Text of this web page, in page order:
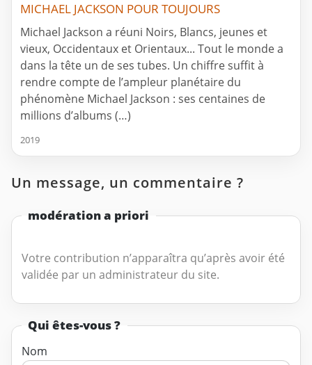
MICHAEL JACKSON POUR TOUJOURS
Michael Jackson a réuni Noirs, Blancs, jeunes et
vieux, Occidentaux et Orientaux... Tout le monde a
dans la tête un de ses tubes. Un chiffre suffit à
rendre compte de l’ampleur planétaire du
phénomène Michael Jackson : ses centaines de
millions d’albums (…)
2019
Un message, un commentaire ?
modération a priori
Votre contribution n’apparaîtra qu’après avoir été
validée par un administrateur du site.
Qui êtes-vous ?
Nom